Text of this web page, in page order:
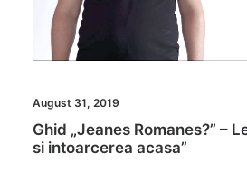
August 31, 2019
Ghid „Jeanes Romanes?” –
si intoarcerea acasa”